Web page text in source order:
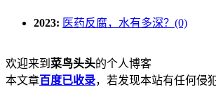
2023: 医药反腐，水有多深？(0)
欢迎来到 菜鸟头头的个人博客
本文章百度已收录，若发现本站有任何侵